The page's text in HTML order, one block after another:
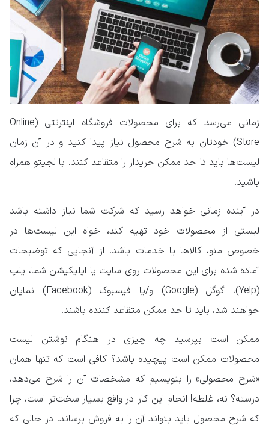
زمانی می‌رسد که برای محصولات فروشگاه اینترنتی (Online
Store) خودتان به شرح محصول نیاز پیدا کنید و در آن زمان
لیست‌ها باید تا حد ممکن خریدار را متقاعد کنند. با لجیتو همراه
باشید.
در آینده زمانی خواهد رسید که شرکت شما نیاز داشته باشد
لیستی از محصولات خود تهیه کند، خواه این لیست‌ها در
خصوص منو، کالا‌ها یا خدمات باشد. از آنجایی که توضیحات
آماده شده برای این محصولات روی سایت یا اپلیکیشن شما، یلپ
(Yelp)، گوگل (Google) و/یا فیسبوک (Facebook) نمایان
خواهند شد، باید تا حد ممکن متقاعد کننده باشند.
ممکن است بپرسید چه چیزی در هنگام نوشتن لیست
محصولات ممکن است پیچیده باشد؟ کافی است که تنها همان
«شرح محصولی» را بنویسیم که مشخصات آن را شرح می‌دهد،
درسته؟ نه، غلطه! انجام این کار در واقع بسیار سخت‌تر است، چرا
که شرح محصول باید بتواند آن را به فروش برساند. در حالی که